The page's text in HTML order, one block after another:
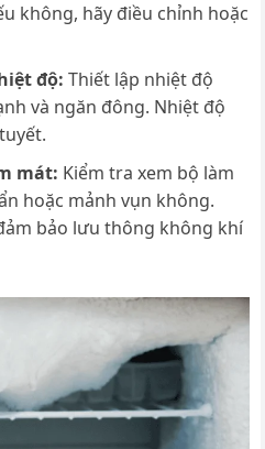
không, hãy điều chỉnh hoặc
độ:Thiết lập nhiệt độ
và ngăn đông. Nhiệt độ
mát: Kiểm tra xem bộ làm
hoặc mảnh vụn không.
bảo lưu thông không khí